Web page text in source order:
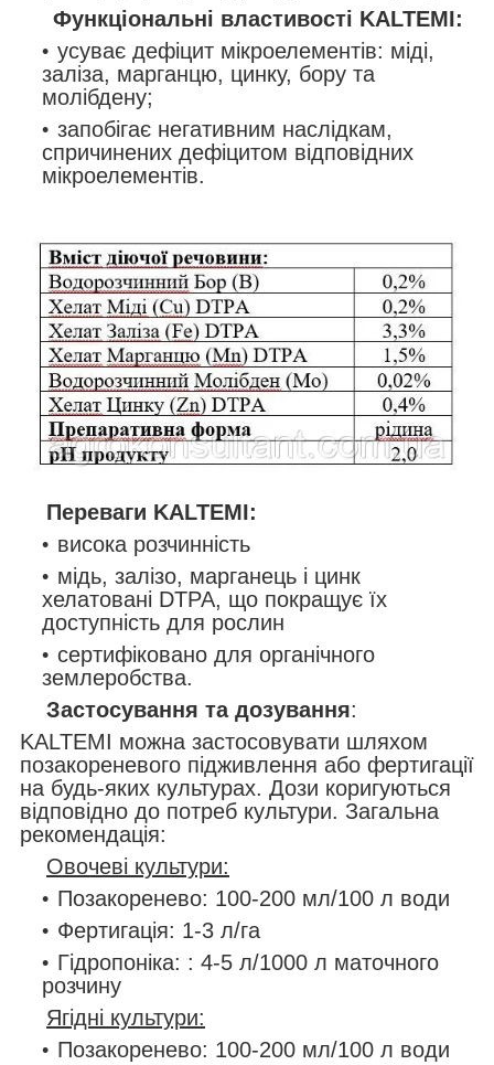
Функціональні властивості KALTEMI:
усуває дефіцит мікроелементів: міді,
заліза, марганцю, цинку, бору та
молібдену;
запобігає негативним наслідкам,
спричинених дефіцитом відповідних
мікроелементів.
Переваги KALTEMI:
висока розчинність
мідь, залізо, марганець і цинк
хелатовані DTPA, що покращує їх
доступність для рослин
сертифіковано для органічного
землеробства.
Застосування та дозування:
KALTEMI можна застосовувати шляхом
позакореневого підживлення або фертигації
на будь-яких культурах. Дози коригуються
відповідно до потреб культури. Загальна
рекомендація:
Овочеві культури:
Позакоренево: 100-200 мл/100 л води
Фертигація: 1-3 л/га
Гідропоніка: : 4-5 л/1000 л маточного
розчину
Ягідні культури:
Позакоренево: 100-200 мл/100 л води